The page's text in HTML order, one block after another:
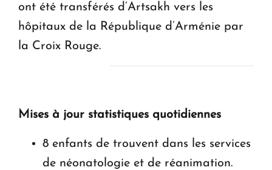
ont été transférés d’Artsakh vers les
hôpitaux de la République d’Arménie par
la Croix Rouge.
Mises à jour statistiques quotidiennes
8 enfants de trouvent dans les services
de néonatologie et de réanimation.